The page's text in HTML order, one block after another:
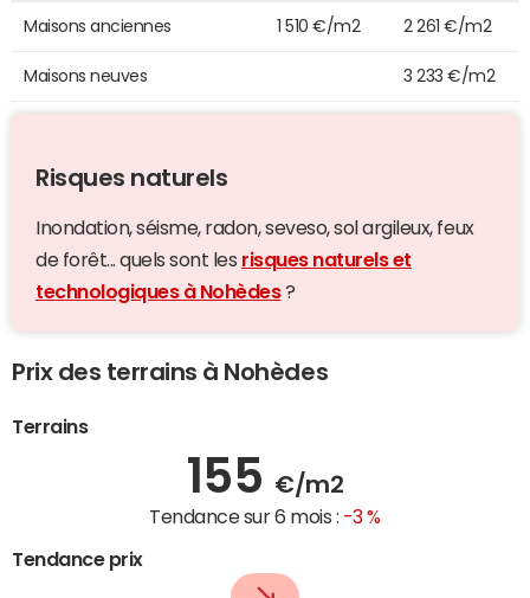
Maisons anciennes 1 510 €/m2 2 261 €/m2
Maisons neuves 3 233 €/m2
Risques naturels
Inondation, séisme, radon, seveso, sol argileux, feux
de forêt... quels sont les risques naturels et
technologiques à Nohèdes?
Prix des terrains à Nohèdes
Terrains
155 €/m2
Tendance sur 6 mois : -3 %
Tendance prix